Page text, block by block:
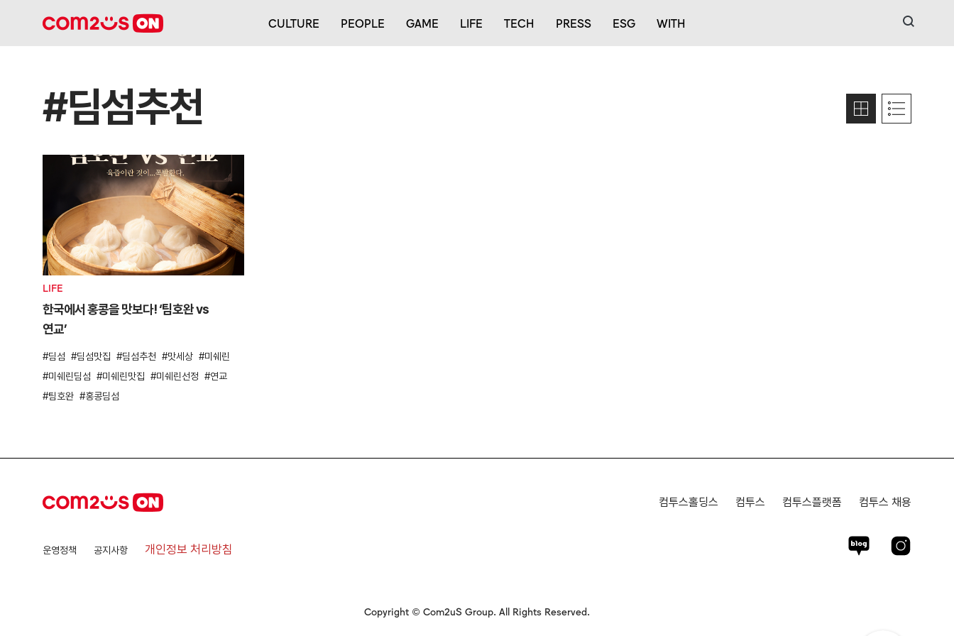
CULTURE PEOPLE GAME LIFE TECH PRESS ESG WITH 검색
#딤섬추천
LIFE
한국에서 홍콩을 맛보다! ‘팀호완 vs
연교’
딤섬 딤섬맛집 딤섬추천 맛세상
미쉐린
미쉐린딤섬
미쉐린맛집 미쉐린선정
연교
팀호완
홍콩딤섬
운영정책 공지사항 개인정보 처리방침
컴투스홀딩스 컴투스 컴투스플랫폼 컴투스 채용
Copyright © Com2uS Group. All Rights Reserved.